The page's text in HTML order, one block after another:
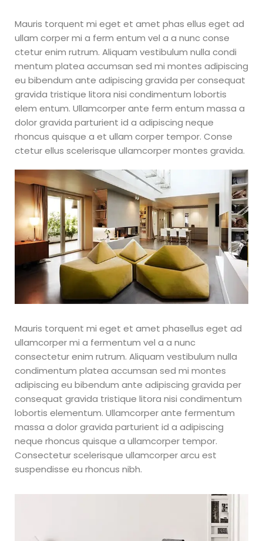
Woker Academy donde
montarás tu negocio propio
importando de China,
factura de 30.000 a 100.000
dólares en un año y gana
altos márgenes de
ganancias con poca
inversión para comenzar.
– Cómo importar de China
de forma segura – Cómo
crear un ecommerce de
éxito – Embudos de ventas
Toma el control de finanzas
¿Qué vas
a ganar
al
aprender
a
importar
de china?
Montarás tu
empreendimiento de
importaciones aunque
comiences de cero.
Tendrás libertad para hacer
tus propios horarios y viajar
a donde quieras No
necesitarás depender de un
mucho capital, ni siquiera
Mauris torquent mi eget et amet phas ellus eget ad
ullam corper mi a ferm entum vel a a nunc conse
ctetur enim rutrum. Aliquam vestibulum nulla condi
mentum platea accumsan sed mi montes adipiscing
eu bibendum ante adipiscing gravida per consequat
gravida tristique litora nisi condimentum lobortis
elem entum. Ullamcorper ante ferm entum massa a
dolor gravida parturient id a adipiscing neque
rhoncus quisque a et ullam corper tempor. Conse
ctetur ellus scelerisque ullamcorper montes gravida.
Mauris torquent mi eget et amet phasellus eget ad
ullamcorper mi a fermentum vel a a nunc
consectetur enim rutrum. Aliquam vestibulum nulla
condimentum platea accumsan sed mi montes
adipiscing eu bibendum ante adipiscing gravida per
consequat gravida tristique litora nisi condimentum
lobortis elementum. Ullamcorper ante fermentum
massa a dolor gravida parturient id a adipiscing
neque rhoncus quisque a ullamcorper tempor.
Consectetur scelerisque ullamcorper arcu est
suspendisse eu rhoncus nibh.